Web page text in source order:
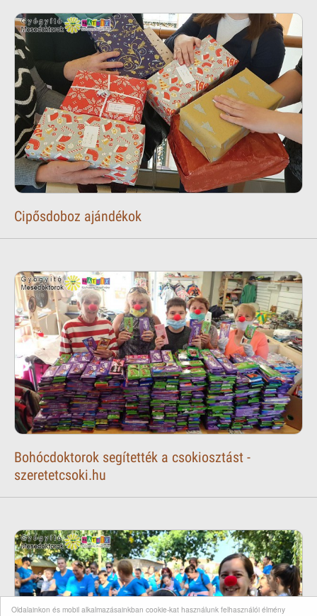
Oldalainkon és mobil alkalmazásainkban cookie-kat használunk felhasználói élmény
Cipősdoboz ajándékok
Bohócdoktorok segítették a csokiosztást -
szeretetcsoki.hu